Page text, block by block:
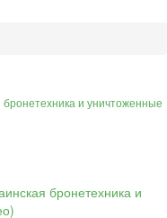
и уничтоженные